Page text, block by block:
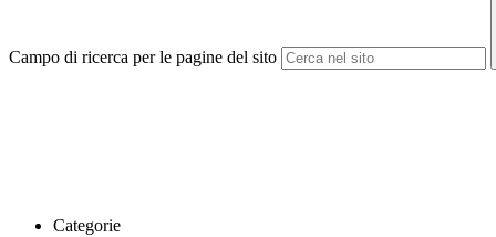
Campo di ricerca per le pagine del sito
Categorie